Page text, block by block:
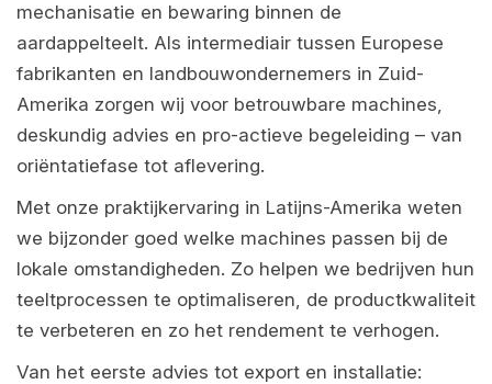
mechanisatie en bewaring binnen de
aardappelteelt. Als intermediair tussen Europese
fabrikanten en landbouwondernemers in Zuid-
Amerika zorgen wij voor betrouwbare machines,
deskundig advies en pro-actieve begeleiding – van
oriëntatiefase tot aflevering.
Met onze praktijkervaring in Latijns-Amerika weten
we bijzonder goed welke machines passen bij de
lokale omstandigheden. Zo helpen we bedrijven hun
teeltprocessen te optimaliseren, de productkwaliteit
te verbeteren en zo het rendement te verhogen.
Van het eerste advies tot export en installatie: